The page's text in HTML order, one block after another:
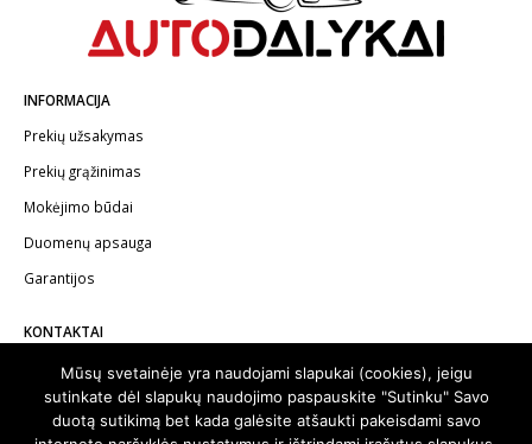
INFORMACIJA
Prekių užsakymas
Prekių grąžinimas
Mokėjimo būdai
Duomenų apsauga
Garantijos
KONTAKTAI
Telefonas:+370 602 62622
El.paštas: info@autodalykai.lt
Mūsų svetainėje yra naudojami slapukai (cookies), jeigu
sutinkate dėl slapukų naudojimo paspauskite "Sutinku" Savo
duotą sutikimą bet kada galėsite atšaukti pakeisdami savo